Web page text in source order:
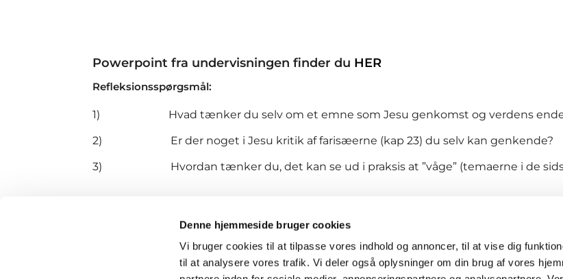
Denne hjemmeside bruger cookies
Vi bruger cookies til at tilpasse vores indhold og annoncer, til at vise dig
til at analysere vores trafik. Vi deler også oplysninger om din brug af vores
Powerpoint fra undervisningen finder du HER
Refleksionsspørgsmål:
1) Hvad tænker du selv om et emne som Jesu genkomst og verdens
2) Er der noget i Jesu kritik af farisæerne (kap 23) du selv kan genkende?
3) Hvordan tænker du, det kan se ud i praksis at ”våge” (temaerne i de
Strandkirken
· Karlslunde Strandkirke, Karlslunde Mosevej 3, 2690
Telefon nummer.: 4615 0178